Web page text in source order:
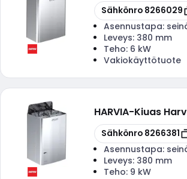
Kopioi
Sähkönro 8266029
Asennustapa:
Leveys: 380 mm
Teho: 6 kW
Vakiokäyttötuote
HARVIA-Kiuas
Kopioi
Sähkönro 8266381
Asennustapa:
Leveys: 380 mm
Teho: 9 kW